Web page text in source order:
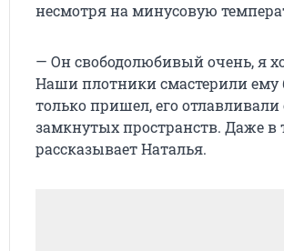
несмотря на минусовую
— Он свободолюбивый очень, я
Наши плотники смастерили ему
только пришел, его отлавливали
замкнутых пространств. Даже в
рассказывает Наталья.